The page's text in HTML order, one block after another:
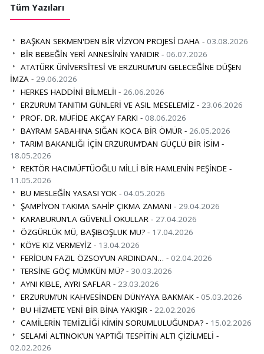
Tüm Yazıları
BAŞKAN SEKMEN'DEN BİR VİZYON PROJESİ DAHA - 03.08.2026
BİR BEBEĞİN YERİ ANNESİNİN YANIDIR - 06.07.2026
ATATÜRK ÜNİVERSİTESİ VE ERZURUM’UN GELECEĞİNE DÜŞEN
İMZA - 29.06.2026
HERKES HADDİNİ BİLMELİ! - 26.06.2026
ERZURUM TANITIM GÜNLERİ VE ASIL MESELEMİZ - 23.06.2026
PROF. DR. MÜFİDE AKÇAY FARKI - 08.06.2026
BAYRAM SABAHINA SIĞAN KOCA BİR ÖMÜR - 26.05.2026
TARIM BAKANLIĞI İÇİN ERZURUM’DAN GÜÇLÜ BİR İSİM -
18.05.2026
REKTÖR HACIMÜFTÜOĞLU MİLLİ BİR HAMLENİN PEŞİNDE -
11.05.2026
BU MESLEĞİN YASASI YOK - 04.05.2026
ŞAMPİYON TAKIMA SAHİP ÇIKMA ZAMANI - 29.04.2026
KARABURUN’LA GÜVENLİ OKULLAR - 27.04.2026
ÖZGÜRLÜK MÜ, BAŞIBOŞLUK MU? - 17.04.2026
KÖYE KIZ VERMEYİZ - 13.04.2026
FERİDUN FAZIL ÖZSOY’UN ARDINDAN… - 02.04.2026
TERSİNE GÖÇ MÜMKÜN MÜ? - 30.03.2026
AYNI KIBLE, AYRI SAFLAR - 23.03.2026
ERZURUM’UN KAHVESİNDEN DÜNYAYA BAKMAK - 05.03.2026
BU HİZMETE YENİ BİR BİNA YAKIŞIR - 22.02.2026
CAMİLERİN TEMİZLİĞİ KİMİN SORUMLULUĞUNDA? - 15.02.2026
SELAMİ ALTINOK’UN YAPTIĞI TESPİTİN ALTI ÇİZİLMELİ -
02.02.2026